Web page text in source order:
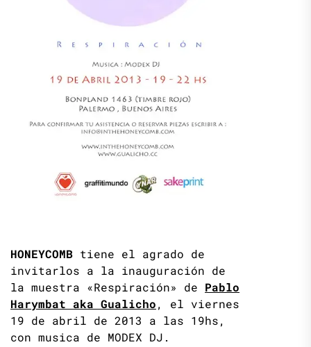
HONEYCOMB tiene el agrado de
invitarlos a la inauguración de
la muestra «Respiración» de Pablo
Harymbat aka Gualicho, el viernes
19 de abril de 2013 a las 19hs,
con musica de MODEX DJ.